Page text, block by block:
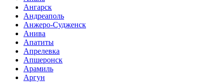
Ангарск
Андреаполь
Анжеро-Судженск
Анива
Апатиты
Апрелевка
Апшеронск
Арамиль
Аргун